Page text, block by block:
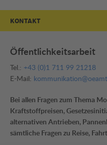
KONTAKT
Öffentlichkeitsarbeit
Tel.: +43 (0)1 711 99 21218
E-Mail:
Bei allen Fragen zum Thema
Kraftstoffpreisen,
alternativen Antrieben,
sämtliche Fragen zu Reise,